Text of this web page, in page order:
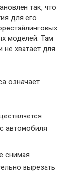
так, что
для его
моделей. Там
не хватает для
означает
автомобиля
снимая
вырезать